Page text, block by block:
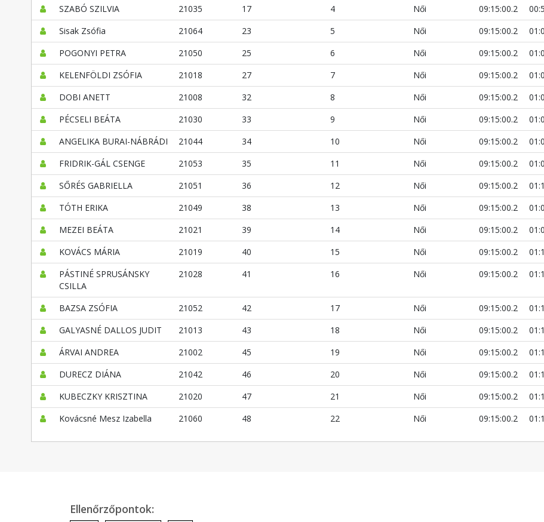
SZABÓ SZILVIA
21035 17 4 Női 09:15:00.2
Sisak Zsófia
21064 23 5 Női 09:15:00.2
POGONYI PETRA
21050 25 6 Női 09:15:00.2
KELENFÖLDI ZSÓFIA
21018 27 7 Női 09:15:00.2
DOBI ANETT
21008 32 8 Női 09:15:00.2
PÉCSELI BEÁTA
21030 33 9 Női 09:15:00.2
ANGELIKA BURAI-NÁBRÁDI
21044 34 10 Női 09:15:00.2
FRIDRIK-GÁL CSENGE
21053 35 11 Női 09:15:00.2
SŐRÉS GABRIELLA
21051 36 12 Női 09:15:00.2
TÓTH ERIKA
21049 38 13 Női 09:15:00.2
MEZEI BEÁTA
21021 39 14 Női 09:15:00.2
KOVÁCS MÁRIA
21019 40 15 Női 09:15:00.2
PÁSTINÉ SPRUSÁNSKY
CSILLA
21028 41 16 Női 09:15:00.2
BAZSA ZSÓFIA 21052 42 17 Női 09:15:00.2
GALYASNÉ DALLOS JUDIT
21013 43 18 Női 09:15:00.2
ÁRVAI ANDREA
21002 45 19 Női 09:15:00.2
DURECZ DIÁNA
21042 46 20 Női 09:15:00.2
KUBECZKY KRISZTINA
21020 47 21 Női 09:15:00.2
Kovácsné Mesz Izabella
21060 48 22 Női 09:15:00.2
Ellenőrzőpontok: